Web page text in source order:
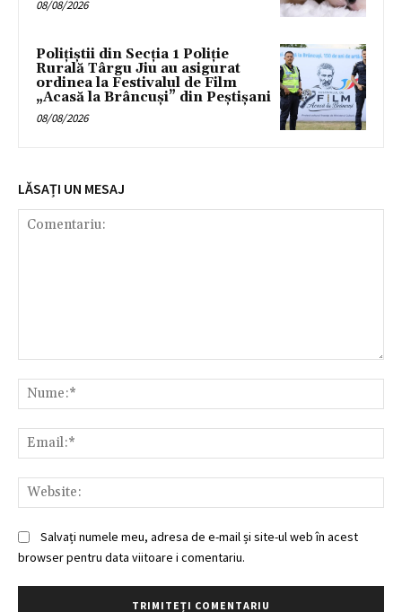
08/08/2026
Polițiștii din Secția 1 Poliție
Rurală Târgu Jiu au asigurat
ordinea la Festivalul de Film
„Acasă la Brâncuși” din Peștișani
08/08/2026
LĂSAȚI UN MESAJ
Salvați numele meu, adresa de e-mail și site-ul web în acest
browser pentru data viitoare i comentariu.